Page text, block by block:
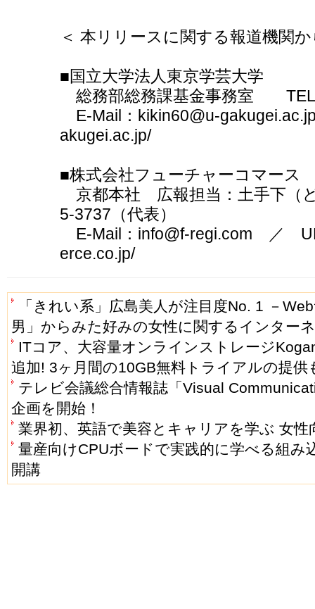
＜ 本リリースに関する報道機関
■国立大学法人東京学芸大学
総務部総務課基金事務室 TEL
E-Mail：kikin60@u-
akugei.ac.jp/
■株式会社フューチャーコマース
京都本社 広報担当：土手下
5-3737（代表）
E-Mail：info@f-regi.com ／
erce.co.jp/
「きれい系」広島美人が注目度No. 1 －
男」からみた好みの女性に関するインター
ITコア、大容量オンラインストレージ
追加! 3ヶ月間の10GB無料トライアルの提供
テレビ会議総合情報誌「Visual
企画を開始！
業界初、英語で美容とキャリアを学ぶ 女
量産向けCPUボードで実践的に学べる組み
開講